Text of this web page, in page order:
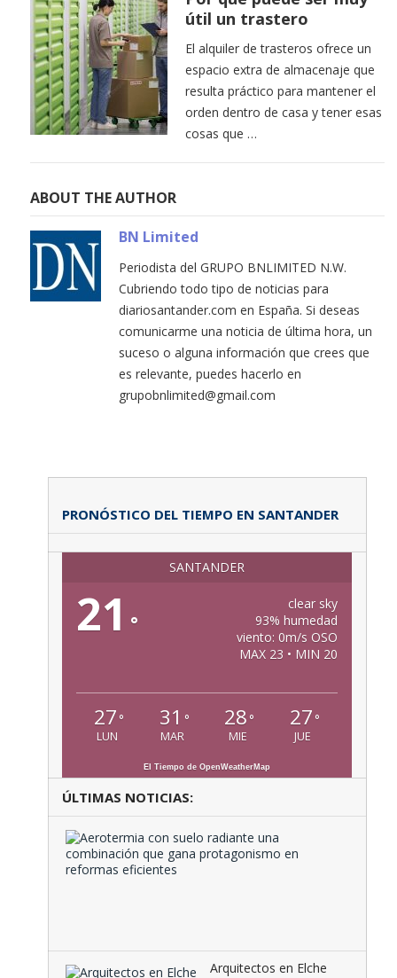
útil un trastero
El alquiler de trasteros ofrece un
espacio extra de almacenaje que
resulta práctico para mantener el
orden dentro de casa y tener esas
cosas que …
ABOUT THE AUTHOR
BN Limited
Periodista del GRUPO BNLIMITED N.W.
Cubriendo todo tipo de noticias para
diariosantander.com en España. Si deseas
comunicarme una noticia de última hora, un
suceso o alguna información que crees que
es relevante, puedes hacerlo en
grupobnlimited@gmail.com
PRONÓSTICO DEL TIEMPO EN SANTANDER
SANTANDER
21 °
clear sky
93% humedad
viento: 0m/s OSO
MAX 23 • MIN 20
27 °
LUN
31 °
MAR
28 °
MIE
27 °
JUE
El Tiempo de OpenWeatherMap
ÚLTIMAS NOTICIAS:
Arquitectos en Elche